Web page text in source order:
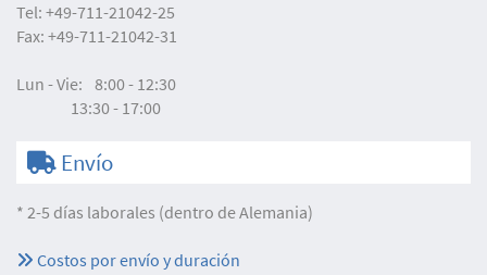
Tel: +49-711-21042-25
Fax: +49-711-21042-31
Lun - Vie: 8:00 - 12:30
13:30 - 17:00
Envío
* 2-5 días laborales (dentro de Alemania)
Costos por envío y duración